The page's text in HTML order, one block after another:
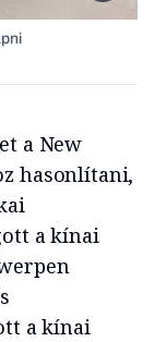
a New
hasonlítani,
a kínai
a kínai